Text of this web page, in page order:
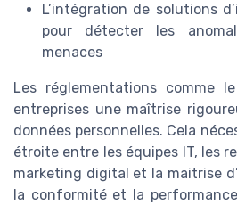
L’intégration de solutions
pour détecter les
menaces
Les réglementations comme
entreprises une maîtrise
données personnelles. Cela
étroite entre les équipes IT, les
marketing digital et la maitrise
la conformité et la